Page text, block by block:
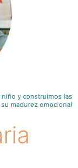
y construimos las
madurez emocional